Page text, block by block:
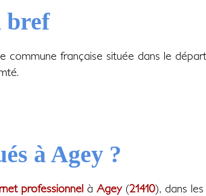
bref
commune française située dans le
à Agey ?
professionnelà Agey(21410), dans les